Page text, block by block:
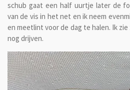
schub gaat een half uurtje later de
van de vis in het net en ik neem
en meetlint voor de dag te halen. Ik
nog drijven.